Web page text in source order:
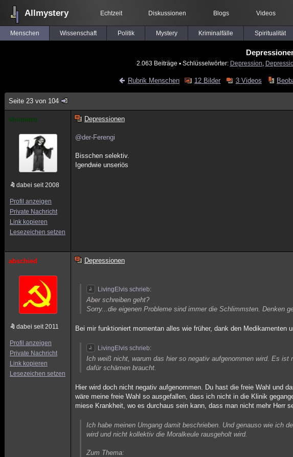
Allmystery Echtzeit Diskussionen Blogs Videos
Menschen Wissenschaft Politik Mystery Kriminalfälle Spiritualität
2.063 Beiträge ▪ Schlüsselwörter: Depression
Rubrik Menschen 12 Bilder 3 Videos
Seite 23 von 104
shionoro
dabei seit 2008
Profil anzeigen
Private Nachricht
Link kopieren
Lesezeichen setzen
Depressionen
@der-Ferengi
Bisschen selektiv.
Igendwie unseriös
abschied
dabei seit 2011
Profil anzeigen
Private Nachricht
Link kopieren
Lesezeichen setzen
Depressionen
LivingElvis schrieb:
Aber schreiben geht?
Sorry...die eigenen Probleme sind immer die Schlimmsten. Denken
Bei mir funktioniert momentan alles wie früher, dank den Medikamenten
LivingElvis schrieb:
Ich weiß nicht, warum das hier so negativ aufgenommen wird. Es
dafür schämen braucht.
Hier wird doch nicht negativ aufgenommen. Du hast die freie Wahl und
wäre meine freie Wahl so ausgefallen, dass ich nicht in die Klinik
miese Krankheit, wo es durchaus sein kann, dass man nicht mehr Herr
Ich habe meinen Umgang damit beschrieben. Und genauso wie ich
wird und nicht kollektiv die Moralkeule rausgeholt wird.
Zum Thema: